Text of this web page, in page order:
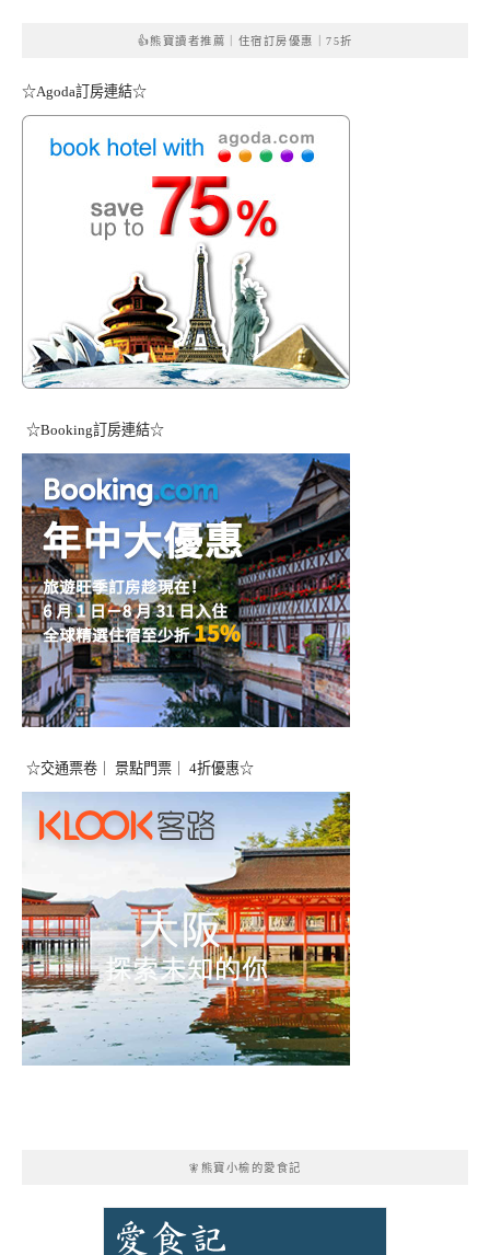
👍熊寶讀者推薦｜住宿訂房優惠｜75折
☆Agoda訂房連結☆
☆Booking訂房連結☆
☆交通票卷｜ 景點門票｜ 4折優惠☆
🧚熊寶小榆的愛食記